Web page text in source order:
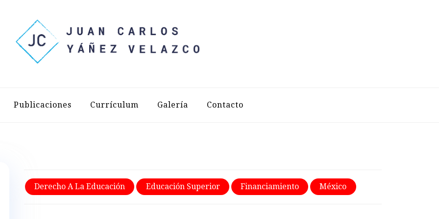
YÁÑEZ VELAZCO
Publicaciones Currículum Galería Contacto
Derecho A La Educación Educación Superior Financiamiento México